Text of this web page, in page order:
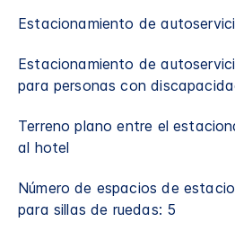
Estacionamiento de
Estacionamiento de
para personas con
Terreno plano entre el
al hotel
Número de espacios de
para sillas de ruedas: 5